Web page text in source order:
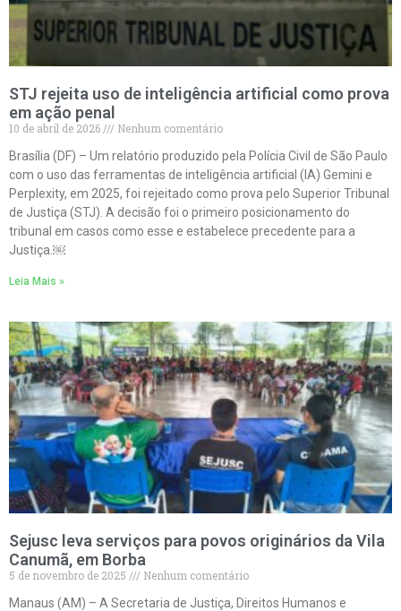
STJ rejeita uso de inteligência artificial como prova
em ação penal
10 de abril de 2026
Nenhum comentário
Brasília (DF) – Um relatório produzido pela Polícia Civil de São Paulo
com o uso das ferramentas de inteligência artificial (IA) Gemini e
Perplexity, em 2025, foi rejeitado como prova pelo Superior Tribunal
de Justiça (STJ). A decisão foi o primeiro posicionamento do
tribunal em casos como esse e estabelece precedente para a
Justiça.￼
Leia Mais »
Sejusc leva serviços para povos originários da Vila
Canumã, em Borba
5 de novembro de 2025
Nenhum comentário
Manaus (AM) – A Secretaria de Justiça, Direitos Humanos e